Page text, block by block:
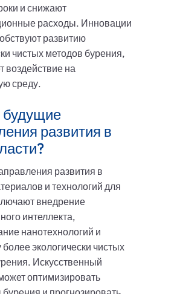
и снижают
расходы. Инновации
развитию
чистых методов бурения,
воздействие на
среду.
будущие
развития в
развития в
и технологий для
внедрение
интеллекта,
нанотехнологий и
более экологически чистых
Искусственный
оптимизировать